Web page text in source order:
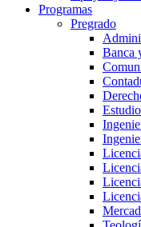
Programas
Pregrado
Banca